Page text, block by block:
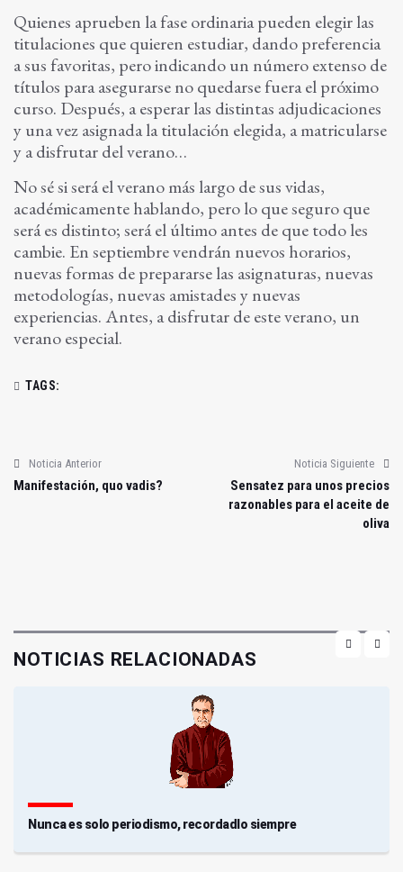
Quienes aprueben la fase ordinaria pueden elegir las
titulaciones que quieren estudiar, dando preferencia
a sus favoritas, pero indicando un número extenso de
títulos para asegurarse no quedarse fuera el próximo
curso. Después, a esperar las distintas adjudicaciones
y una vez asignada la titulación elegida, a matricularse
y a disfrutar del verano…
No sé si será el verano más largo de sus vidas,
académicamente hablando, pero lo que seguro que
será es distinto; será el último antes de que todo les
cambie. En septiembre vendrán nuevos horarios,
nuevas formas de prepararse las asignaturas, nuevas
metodologías, nuevas amistades y nuevas
experiencias. Antes, a disfrutar de este verano, un
verano especial.
TAGS:
Noticia Anterior
Manifestación, quo vadis?
Noticia Siguiente
Sensatez para unos precios
razonables para el aceite de
oliva
NOTICIAS RELACIONADAS
Nunca es solo periodismo, recordadlo siempre